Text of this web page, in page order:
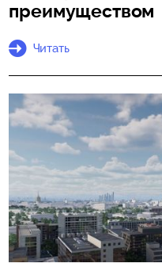
преимуществом
Читать